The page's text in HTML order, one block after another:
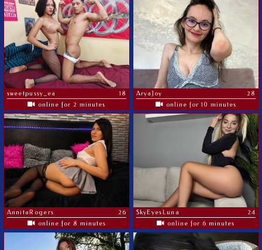
sweetpussy_ea
18
online for 2 minutes
AryaJoy
28
online for 10 minutes
AnnitaRogers
26
online for 8 minutes
SkyEyesLuna
24
online for 6 minutes